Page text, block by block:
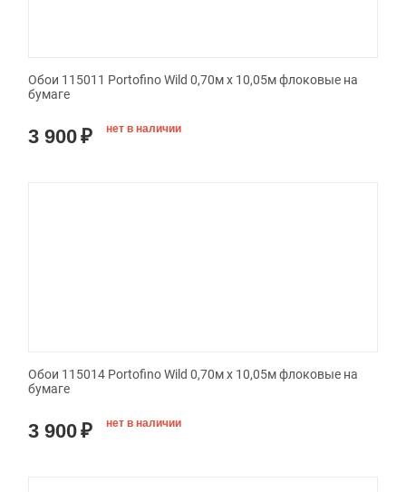
Обои 115011 Portofino Wild 0,70м x 10,05м флоковые на
бумаге
3 900₽ нет в наличии
Обои 115014 Portofino Wild 0,70м x 10,05м флоковые на
бумаге
3 900₽ нет в наличии